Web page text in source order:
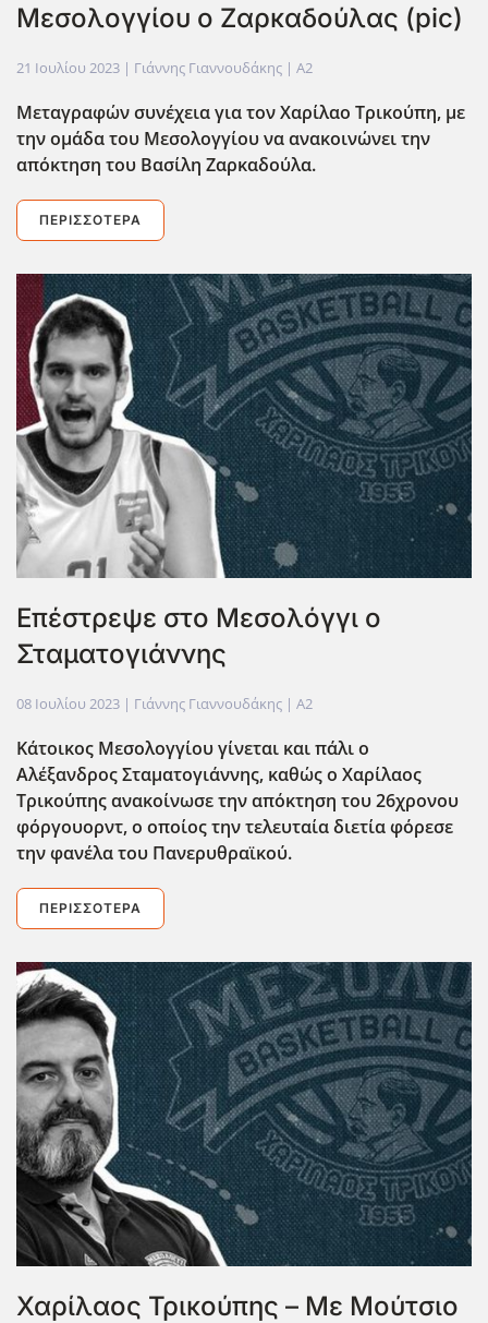
Μεσολογγίου ο Ζαρκαδούλας (pic)
21 Ιουλίου 2023 | Γιάννης Γιαννουδάκης | A2
Μεταγραφών συνέχεια για τον Χαρίλαο Τρικούπη, με
την ομάδα του Μεσολογγίου να ανακοινώνει την
απόκτηση του Βασίλη Ζαρκαδούλα.
ΠΕΡΙΣΣΌΤΕΡΑ
Επέστρεψε στο Μεσολόγγι ο
Σταματογιάννης
08 Ιουλίου 2023 | Γιάννης Γιαννουδάκης | A2
Κάτοικος Μεσολογγίου γίνεται και πάλι ο
Αλέξανδρος Σταματογιάννης, καθώς ο Χαρίλαος
Τρικούπης ανακοίνωσε την απόκτηση του 26χρονου
φόργουορντ, ο οποίος την τελευταία διετία φόρεσε
την φανέλα του Πανερυθραϊκού.
ΠΕΡΙΣΣΌΤΕΡΑ
Χαρίλαος Τρικούπης – Με Μούτσιο